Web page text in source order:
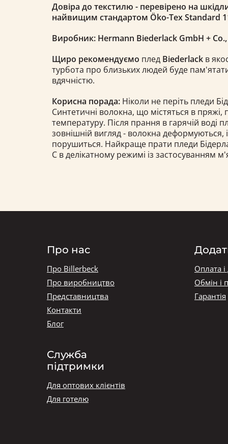
Довіра до текстилю - перевірено на
найвищим стандартом Öko-Tex Standard
Виробник: Hermann Biederlack GmbH +
Щиро рекомендуємо плед Biederlack в
турбота про близьких людей буде
вдячністю.
Корисна порада: Ніколи не періть пледи
Синтетичні волокна, що містяться в пряжі,
температуру. Після прання в гарячій воді
зовнішній вигляд - волокна деформуються,
порушиться. Найкраще прати пледи
С в делікатному режимі із застосуванням
Про нас
Про Billerbeck
Про виробництво
Представництва
Контакти
Блог
Служба
підтримки
Для оптових клієнтів
Для готелю
Оплата і
Обмін і
Гарантія